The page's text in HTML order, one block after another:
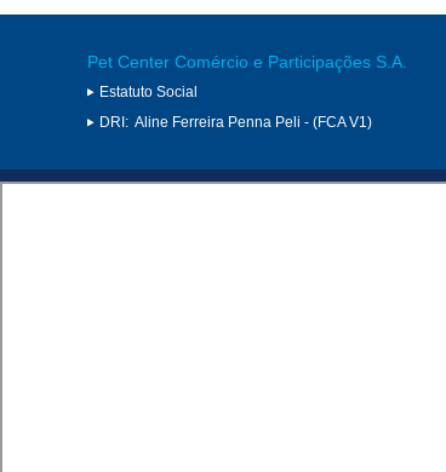
Pet Center Comércio e Participações S.A.
Estatuto Social
DRI: Aline Ferreira Penna Peli - (FCA V1)